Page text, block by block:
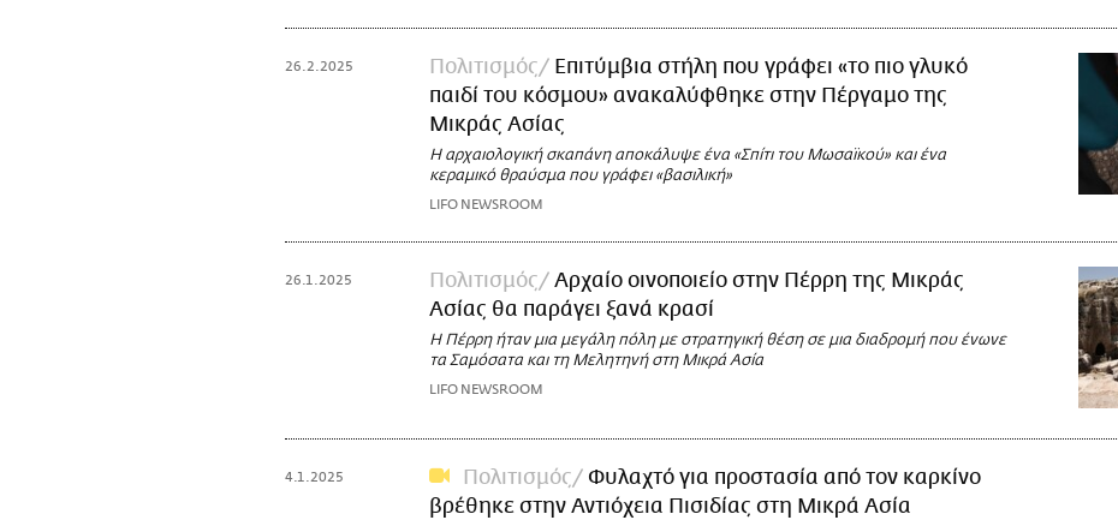
26.2.2025 Πολιτισμός
Επιτύμβια στήλη που γράφει «το πιο γλυκό
παιδί του κόσμου» ανακαλύφθηκε στην Πέργαμο της
Μικράς Ασίας
Η αρχαιολογική σκαπάνη αποκάλυψε ένα «Σπίτι του Μωσαϊκού» και ένα
κεραμικό θραύσμα που γράφει «βασιλική»
LIFO NEWSROOM
26.1.2025 Πολιτισμός
Αρχαίο οινοποιείο στην Πέρρη της Μικράς
Ασίας θα παράγει ξανά κρασί
Η Πέρρη ήταν μια μεγάλη πόλη με στρατηγική θέση σε μια διαδρομή που ένωνε
τα Σαμόσατα και τη Μελητηνή στη Μικρά Ασία
LIFO NEWSROOM
4.1.2025 Πολιτισμός
Φυλαχτό για προστασία από τον καρκίνο
βρέθηκε στην Αντιόχεια Πισιδίας στη Μικρά Ασία